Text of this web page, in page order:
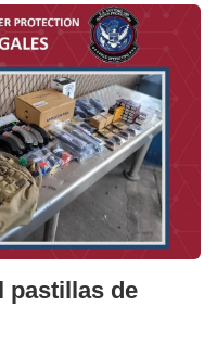
pastillas de